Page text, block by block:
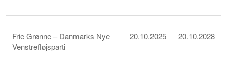
Frie Grønne – Danmarks Nye
Venstrefløjsparti
20.10.2025 20.10.2028